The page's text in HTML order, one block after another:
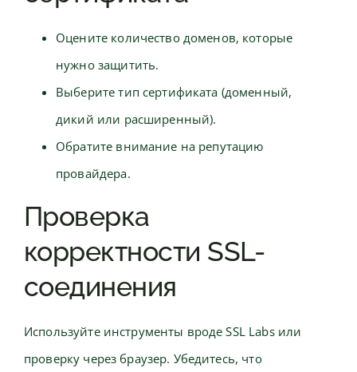
Оцените количество доменов, которые
нужно защитить.
Выберите тип сертификата (доменный,
дикий или расширенный).
Обратите внимание на репутацию
провайдера.
Проверка
корректности SSL-
соединения
Используйте инструменты вроде SSL Labs или
проверку через браузер. Убедитесь, что